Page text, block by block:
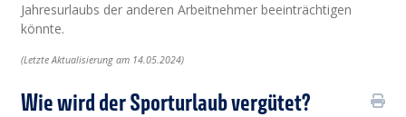
Jahresurlaubs der anderen Arbeitnehmer beeinträchtigen
könnte.
(Letzte Aktualisierung am 14.05.2024)
Wie wird der Sporturlaub vergütet?